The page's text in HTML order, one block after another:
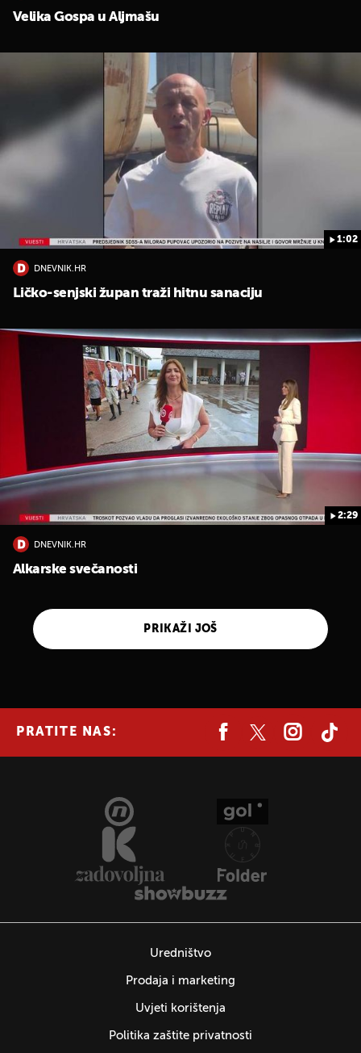
Velika Gospa u Aljmašu
1:02
DNEVNIK.HR
Ličko-senjski župan traži hitnu sanaciju
2:29
DNEVNIK.HR
Alkarske svečanosti
PRIKAŽI JOŠ
PRATITE NAS:
Uredništvo
Prodaja i marketing
Uvjeti korištenja
Politika zaštite privatnosti